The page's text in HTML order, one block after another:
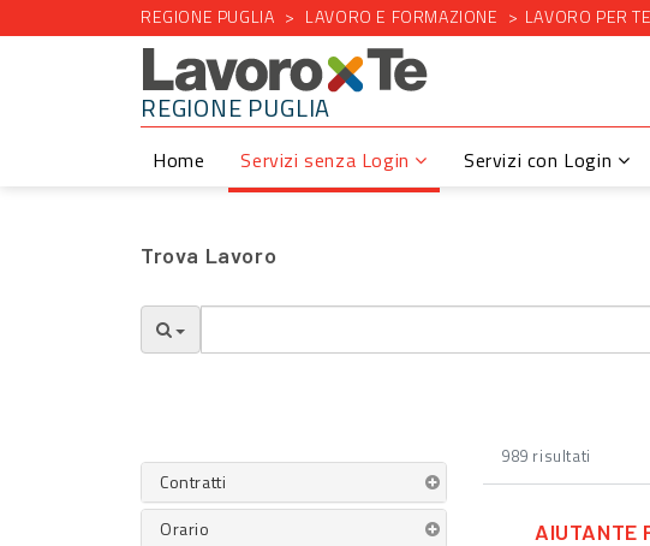
REGIONE PUGLIA LAVORO E FORMAZIONE LAVORO PER TE
REGIONE PUGLIA
Home Servizi senza Login Servizi con Login
Trova Lavoro
Contratti
Orario
989 risultati
AIUTANTE